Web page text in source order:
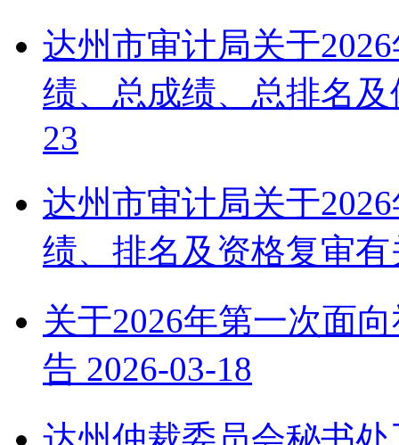
达州市审计局关于
绩、总成绩、总排名
23
达州市审计局关于
绩、排名及资格复审
关于2026年第一次面
告 2026-03-18